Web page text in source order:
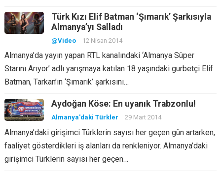
Türk Kızı Elif Batman ‘Şımarık’ Şarkısıyla
Almanya’yı Salladı
@Video 12 Nisan 2014
Almanya’da yayın yapan RTL kanalındaki ‘Almanya Süper
Starını Arıyor’ adlı yarışmaya katılan 18 yaşındaki gurbetçi Elif
Batman, Tarkan’ın ‘Şımarık’ şarkısını…
Aydoğan Köse: En uyanık Trabzonlu!
Almanya'daki Türkler 29 Mart 2014
Almanya’daki girişimci Türklerin sayısı her geçen gün artarken,
faaliyet gösterdikleri iş alanları da renkleniyor. Almanya’daki
girişimci Türklerin sayısı her geçen…